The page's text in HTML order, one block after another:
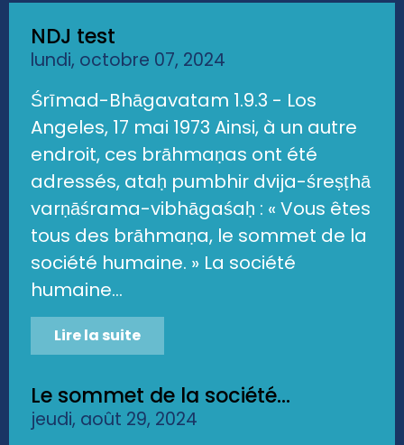
NDJ test
lundi, octobre 07, 2024
Śrīmad-Bhāgavatam 1.9.3 - Los
Angeles, 17 mai 1973 Ainsi, à un autre
endroit, ces brāhmaṇas ont été
adressés, ataḥ pumbhir dvija-śreṣṭhā
varṇāśrama-vibhāgaśaḥ : « Vous êtes
tous des brāhmaṇa, le sommet de la
société humaine. » La société
humaine...
Lire la suite
Le sommet de la société...
jeudi, août 29, 2024